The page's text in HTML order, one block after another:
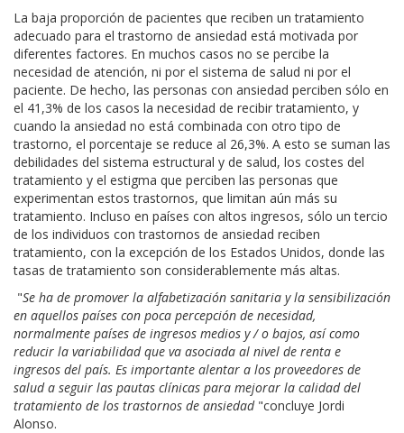
La baja proporción de pacientes que reciben un tratamiento
adecuado para el trastorno de ansiedad está motivada por
diferentes factores. En muchos casos no se percibe la
necesidad de atención, ni por el sistema de salud ni por el
paciente. De hecho, las personas con ansiedad perciben sólo en
el 41,3% de los casos la necesidad de recibir tratamiento, y
cuando la ansiedad no está combinada con otro tipo de
trastorno, el porcentaje se reduce al 26,3%. A esto se suman las
debilidades del sistema estructural y de salud, los costes del
tratamiento y el estigma que perciben las personas que
experimentan estos trastornos, que limitan aún más su
tratamiento. Incluso en países con altos ingresos, sólo un tercio
de los individuos con trastornos de ansiedad reciben
tratamiento, con la excepción de los Estados Unidos, donde las
tasas de tratamiento son considerablemente más altas.
"Se ha de promover la alfabetización sanitaria y la sensibilización
en aquellos países con poca percepción de necesidad,
normalmente países de ingresos medios y / o bajos, así como
reducir la variabilidad que va asociada al nivel de renta e
ingresos del país. Es importante alentar a los proveedores de
salud a seguir las pautas clínicas para mejorar la calidad del
tratamiento de los trastornos de ansiedad "concluye Jordi
Alonso.